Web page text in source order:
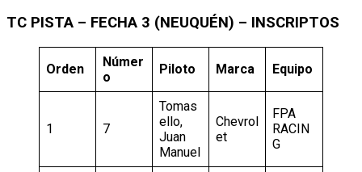
TC PISTA – FECHA 3 (NEUQUÉN) – INSCRIPTOS
Orden
Númer
o
Piloto Marca Equipo
1 7
Tomas
ello,
Juan
Manuel
Chevrol
et
FPA
RACIN
G